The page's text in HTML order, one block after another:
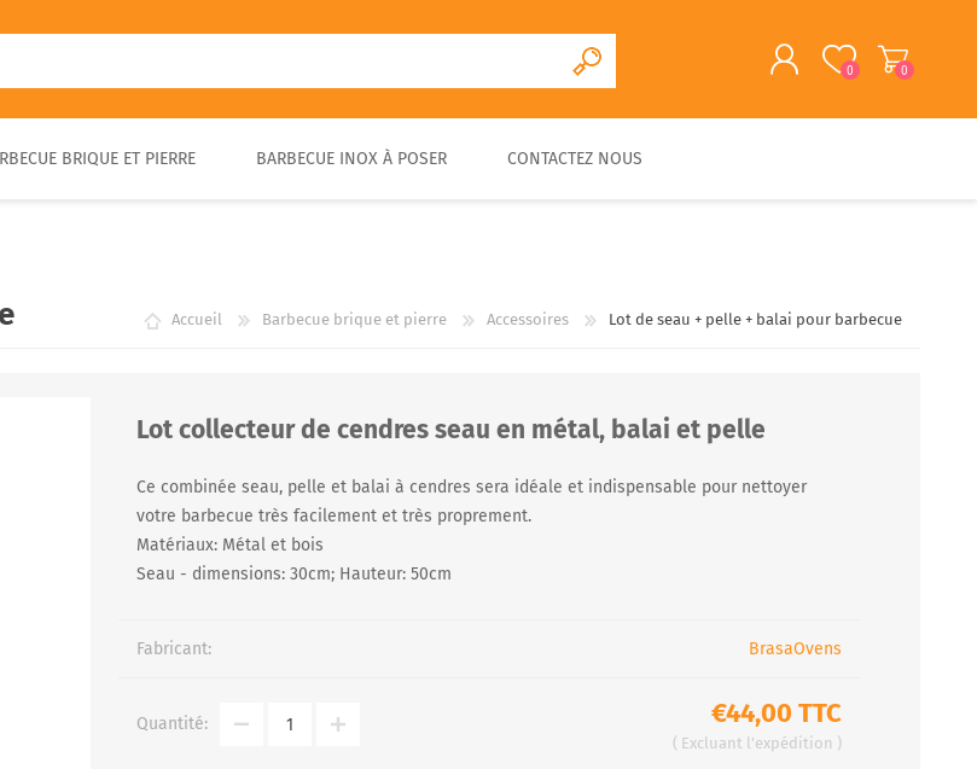
S'ENREGISTRER
0 0
BRIQUE ET PIERRE BARBECUE INOX À POSER CONTACTEZ NOUS
Accueil Barbecue brique et pierre Accessoires Lot de seau + pelle + balai pour barbecue
Lot collecteur de cendres seau en métal, balai et pelle
Ce combinée seau, pelle et balai à cendres sera idéale et indispensable pour nettoyer
votre barbecue très facilement et très proprement.
Matériaux: Métal et bois
Seau - dimensions: 30cm; Hauteur: 50cm
Fabricant: BrasaOvens
€44,00 TTC
Excluant l'expédition
Quantité: